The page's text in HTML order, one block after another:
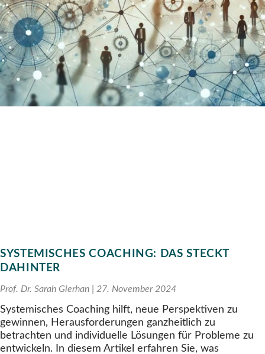
SYSTEMISCHES COACHING: DAS STECKT
DAHINTER
Prof. Dr. Sarah Gierhan 27. November 2024
Systemisches Coaching hilft, neue Perspektiven zu
gewinnen, Herausforderungen ganzheitlich zu
betrachten und individuelle Lösungen für Probleme zu
entwickeln. In diesem Artikel erfahren Sie, was